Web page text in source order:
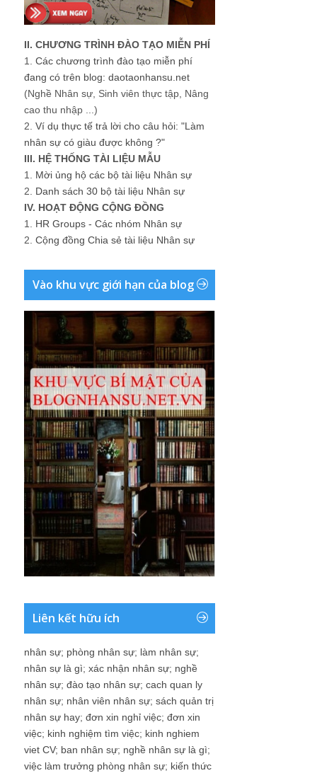
II. CHƯƠNG TRÌNH ĐÀO TẠO MIỄN PHÍ
1. Các chương trình đào tạo miễn phí
đang có trên blog: daotaonhansu.net
(Nghề Nhân sự, Sinh viên thực tập, Nâng
cao thu nhập ...)
2. Ví dụ thực tế trả lời cho câu hỏi: "Làm
nhân sự có giàu được không ?"
III. HỆ THỐNG TÀI LIỆU MẪU
1. Mời ủng hộ các bộ tài liệu Nhân sự
2. Danh sách 30 bộ tài liệu Nhân sự
IV. HOẠT ĐỘNG CỘNG ĐỒNG
1. HR Groups - Các nhóm Nhân sự
2. Cộng đồng Chia sẻ tài liệu Nhân sự
Vào khu vực giới hạn của blog
Liên kết hữu ích
nhân sự; phòng nhân sự; làm nhân sự;
nhân sự là gì; xác nhận nhân sự; nghề
nhân sự; đào tạo nhân sự; cach quan ly
nhân sự; nhân viên nhân sự; sách quản trị
nhân sự hay; đơn xin nghỉ việc; đơn xin
việc; kinh nghiệm tìm việc; kinh nghiem
viet CV; ban nhân sự; nghề nhân sự là gì;
việc làm trưởng phòng nhân sự; kiến thức